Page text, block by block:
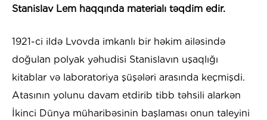
Stanislav Lem haqqında materialı təqdim edir.
1921-ci ildə Lvovda imkanlı bir həkim ailəsində
doğulan polyak yəhudisi Stanislavın uşaqlığı
kitablar və laboratoriya şüşələri arasında keçmişdi.
Atasının yolunu davam etdirib tibb təhsili alarkən
İkinci Dünya müharibəsinin başlaması onun taleyini